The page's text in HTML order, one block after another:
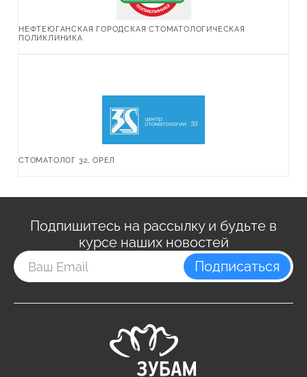
НЕФТЕЮГАНСКАЯ ГОРОДСКАЯ СТОМАТОЛОГИЧЕСКАЯ
ПОЛИКЛИНИКА
СТОМАТОЛОГ 32, ОРЕЛ
Подпишитесь на рассылку и будьте в
курсе наших новостей
Подписаться